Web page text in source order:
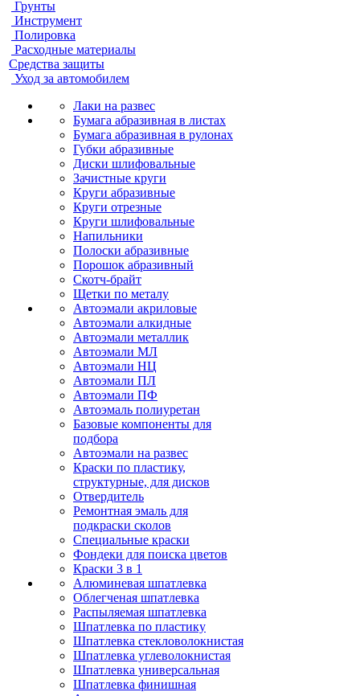
Грунты
Инструмент
Полировка
Расходные материалы
Средства защиты
Уход за автомобилем
Лаки на развес
Бумага абразивная в листах
Бумага абразивная в рулонах
Губки абразивные
Диски шлифовальные
Зачистные круги
Круги абразивные
Круги отрезные
Круги шлифовальные
Напильники
Полоски абразивные
Порошок абразивный
Скотч-брайт
Щетки по металу
Автоэмали акриловые
Автоэмали алкидные
Автоэмали металлик
Автоэмали МЛ
Автоэмали НЦ
Автоэмали ПЛ
Автоэмали ПФ
Автоэмаль полиуретан
Базовые компоненты для
подбора
Автоэмали на развес
Краски по пластику,
структурные, для дисков
Отвердитель
Ремонтная эмаль для
подкраски сколов
Специальные краски
Фондеки для поиска цветов
Краски 3 в 1
Алюминевая шпатлевка
Облегченая шпатлевка
Распыляемая шпатлевка
Шпатлевка по пластику
Шпатлевка стекловолокнистая
Шпатлевка углеволокнистая
Шпатлевка универсальная
Шпатлевка финишная